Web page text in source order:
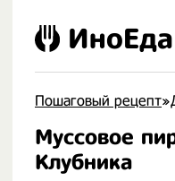
Пошаговый рецепт»
Муссовое
Клубника
ИноЕда